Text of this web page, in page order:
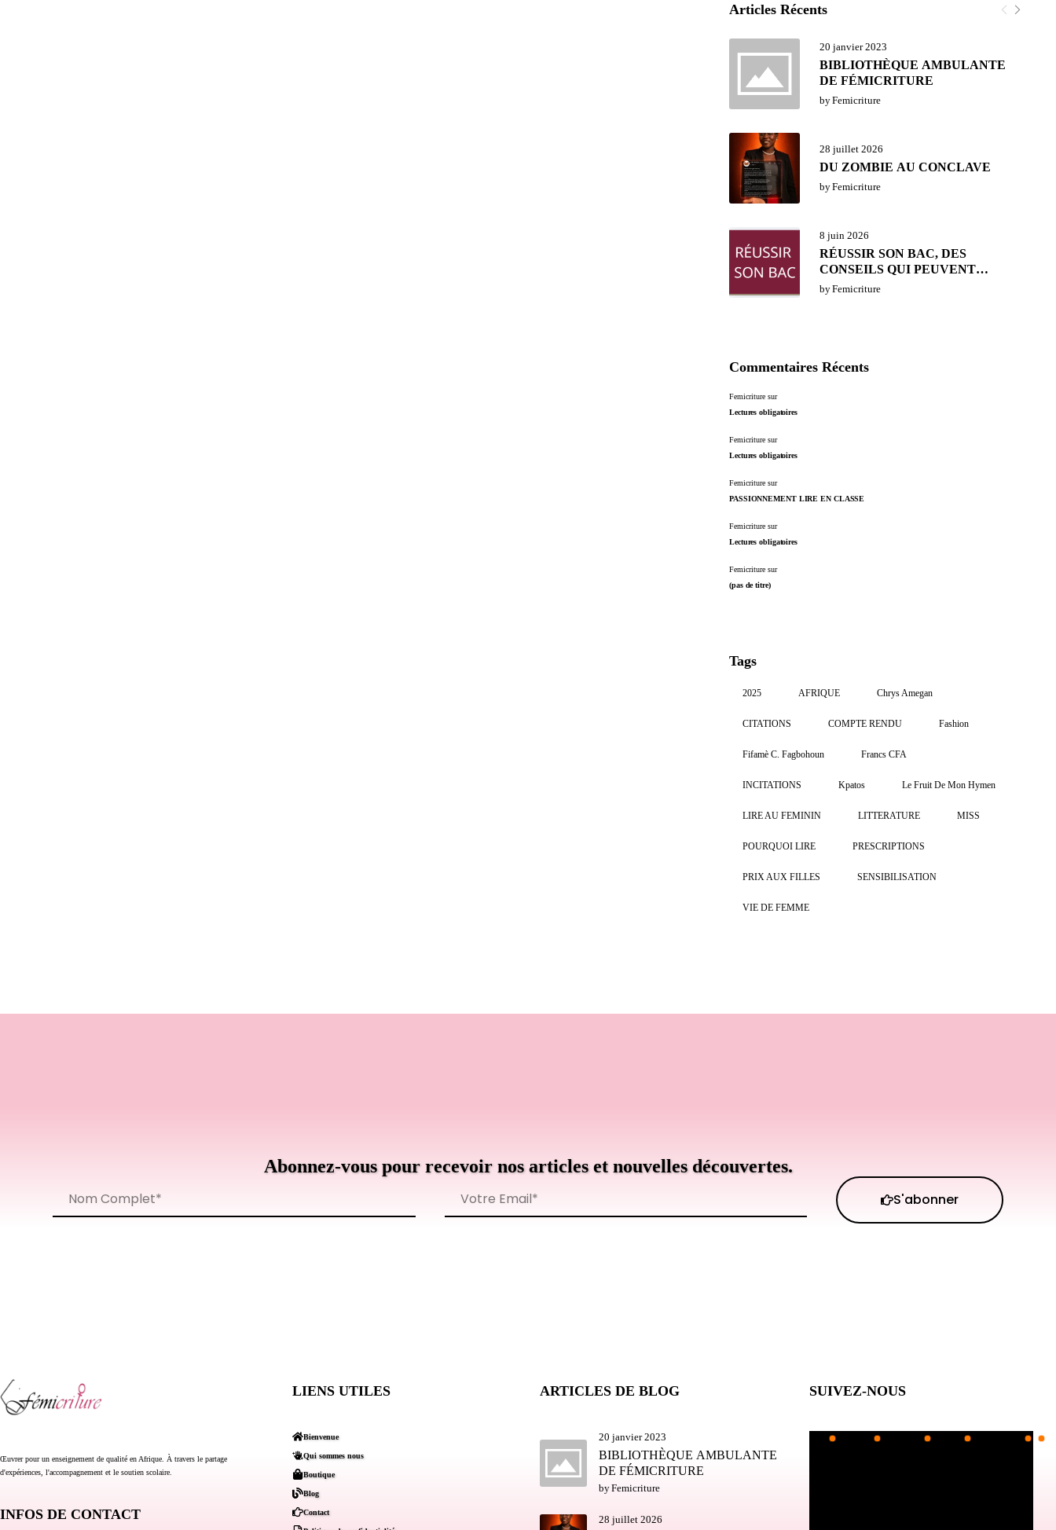
Articles Récents
20 janvier 2023
BIBLIOTHÈQUE AMBULANTE
DE FÉMICRITURE
byFemicriture
28 juillet 2026
DU ZOMBIE AU CONCLAVE
byFemicriture
8 juin 2026
RÉUSSIR SON BAC, DES
CONSEILS QUI PEUVENT
AIDER,
byFemicriture
Commentaires Récents
Femicriture sur
Lectures obligatoires
Femicriture sur
Lectures obligatoires
Femicriture sur
PASSIONNEMENT LIRE EN CLASSE
Femicriture sur
Lectures obligatoires
Femicriture sur
(pas de titre)
Tags
2025 AFRIQUE Chrys Amegan
CITATIONS COMPTE RENDU Fashion
Fifamè C. Fagbohoun Francs CFA
INCITATIONS Kpatos Le Fruit De Mon Hymen
LIRE AU FEMININ LITTERATURE MISS
POURQUOI LIRE PRESCRIPTIONS
PRIX AUX FILLES SENSIBILISATION
VIE DE FEMME
Abonnez-vous pour recevoir nos articles et nouvelles découvertes.
S'abonner
Œuvrer pour un enseignement de qualité en Afrique. À travers le partage
d'expériences, l'accompagnement et le soutien scolaire.
INFOS DE CONTACT
LIENS UTILES
Bienvenue
Qui sommes nous
Boutique
Blog
Contact
ARTICLES DE BLOG
20 janvier 2023
BIBLIOTHÈQUE AMBULANTE
DE FÉMICRITURE
byFemicriture
28 juillet 2026
SUIVEZ-NOUS